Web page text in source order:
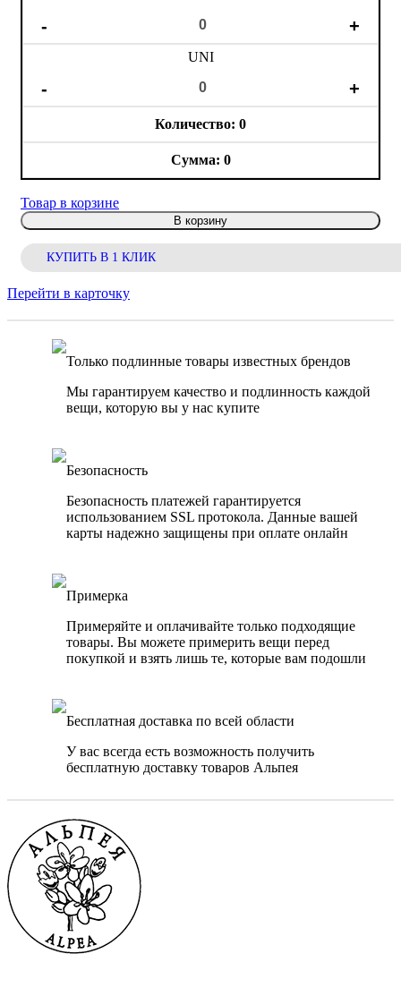
UNI
0
0
Товар в корзине
В корзину
КУПИТЬ В 1 КЛИК
Перейти в карточку
Только подлинные товары известных брендов
Мы гарантируем качество и подлинность каждой
вещи, которую вы у нас купите
Безопасность
Безопасность платежей гарантируется
использованием SSL протокола. Данные вашей
карты надежно защищены при оплате онлайн
Примерка
Примеряйте и оплачивайте только подходящие
товары. Вы можете примерить вещи перед
покупкой и взять лишь те, которые вам подошли
Бесплатная доставка по всей области
У вас всегда есть возможность получить
бесплатную доставку товаров Альпея